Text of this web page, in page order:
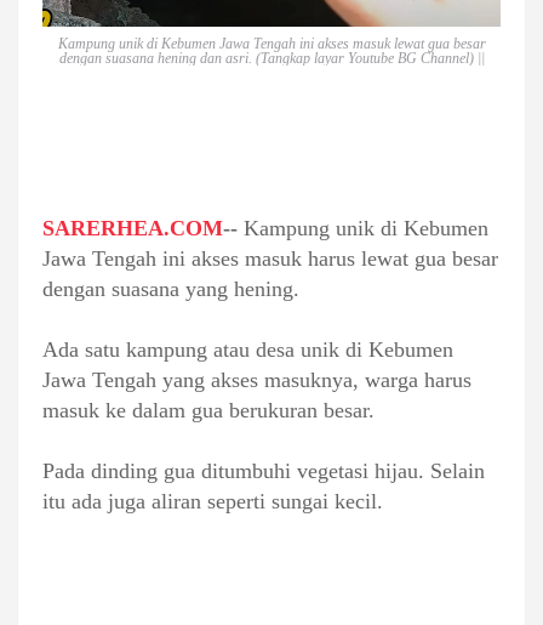
Kampung unik di Kebumen Jawa Tengah ini akses masuk lewat gua besar
dengan suasana hening dan asri. (Tangkap layar Youtube BG Channel) ||
SARERHEA.COM-- Kampung unik di Kebumen
Jawa Tengah ini akses masuk harus lewat gua besar
dengan suasana yang hening.
Ada satu kampung atau desa unik di Kebumen
Jawa Tengah yang akses masuknya, warga harus
masuk ke dalam gua berukuran besar.
Pada dinding gua ditumbuhi vegetasi hijau. Selain
itu ada juga aliran seperti sungai kecil.